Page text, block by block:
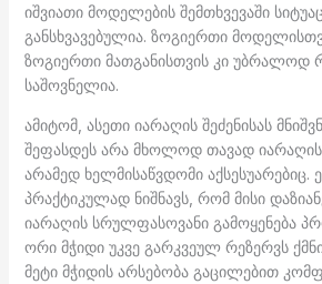
იშვიათი მოდელების შემთხვევაში
განსხვავებულია. ზოგიერთი
ზოგიერთი მათგანისთვის კი
საშოვნელია.
ამიტომ, ასეთი იარაღის შეძენისას
შეფასდეს არა მხოლოდ თავად
არამედ ხელმისაწვდომი აქსესუარებიც.
პრაქტიკულად ნიშნავს, რომ მისი
იარაღის სრულფასოვანი გამოყენება
ორი მჭიდი უკვე გარკვეულ რეზერვს
მეტი მჭიდის არსებობა გაცილებით